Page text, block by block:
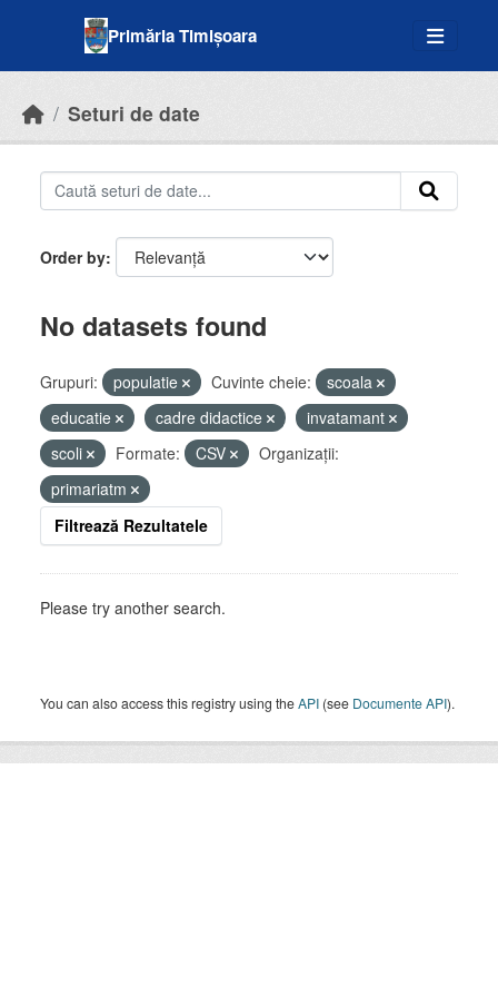
Primăria Timișoara
Seturi de date
Order by
No datasets found
Grupuri: populatie Cuvinte cheie:
scoala
educatie
cadre didactice
invatamant
scoli
Formate: CSV
Organizații:
primariatm
Filtrează Rezultatele
Please try another search.
You can also access this registry using theAPI (see Documente API).